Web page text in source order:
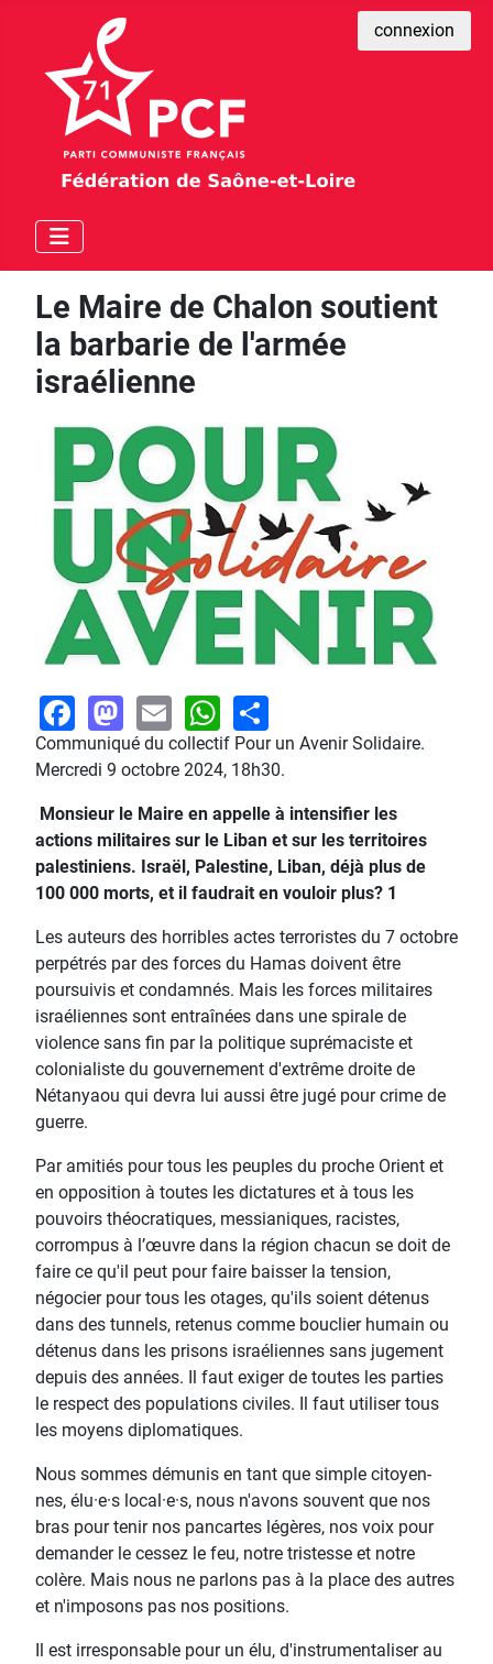
connexion
Le Maire de Chalon soutient
la barbarie de l'armée
israélienne
Facebook
Mastodon
EmailWhatsApp
Communiqué du collectif Pour un Avenir Solidaire.
Mercredi 9 octobre 2024, 18h30.
Monsieur le Maire en appelle à intensifier les
actions militaires sur le Liban et sur les territoires
palestiniens. Israël, Palestine, Liban, déjà plus de
100 000 morts, et il faudrait en vouloir plus? 1
Les auteurs des horribles actes terroristes du 7 octobre
perpétrés par des forces du Hamas doivent être
poursuivis et condamnés. Mais les forces militaires
israéliennes sont entraînées dans une spirale de
violence sans fin par la politique suprémaciste et
colonialiste du gouvernement d'extrême droite de
Nétanyaou qui devra lui aussi être jugé pour crime de
guerre.
Par amitiés pour tous les peuples du proche Orient et
en opposition à toutes les dictatures et à tous les
pouvoirs théocratiques, messianiques, racistes,
corrompus à l’œuvre dans la région chacun se doit de
faire ce qu'il peut pour faire baisser la tension,
négocier pour tous les otages, qu'ils soient détenus
dans des tunnels, retenus comme bouclier humain ou
détenus dans les prisons israéliennes sans jugement
depuis des années. Il faut exiger de toutes les parties
le respect des populations civiles. Il faut utiliser tous
les moyens diplomatiques.
Nous sommes démunis en tant que simple citoyen-
nes, élu·e·s local·e·s, nous n'avons souvent que nos
bras pour tenir nos pancartes légères, nos voix pour
demander le cessez le feu, notre tristesse et notre
colère. Mais nous ne parlons pas à la place des autres
et n'imposons pas nos positions.
Il est irresponsable pour un élu, d'instrumentaliser au